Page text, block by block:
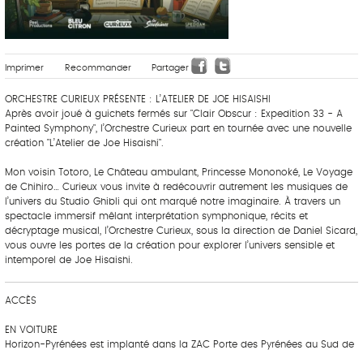
Imprimer Recommander Partager
ORCHESTRE CURIEUX PRÉSENTE : L’ATELIER DE JOE HISAISHI
Après avoir joué à guichets fermés sur "Clair Obscur : Expedition 33 - A
Painted Symphony", l’Orchestre Curieux part en tournée avec une nouvelle
création "L’Atelier de Joe Hisaishi".
Mon voisin Totoro, Le Château ambulant, Princesse Mononoké, Le Voyage
de Chihiro… Curieux vous invite à redécouvrir autrement les musiques de
l’univers du Studio Ghibli qui ont marqué notre imaginaire. À travers un
spectacle immersif mêlant interprétation symphonique, récits et
décryptage musical, l’Orchestre Curieux, sous la direction de Daniel Sicard,
vous ouvre les portes de la création pour explorer l’univers sensible et
intemporel de Joe Hisaishi.
ACCÈS
EN VOITURE
Horizon-Pyrénées est implanté dans la ZAC Porte des Pyrénées au Sud de